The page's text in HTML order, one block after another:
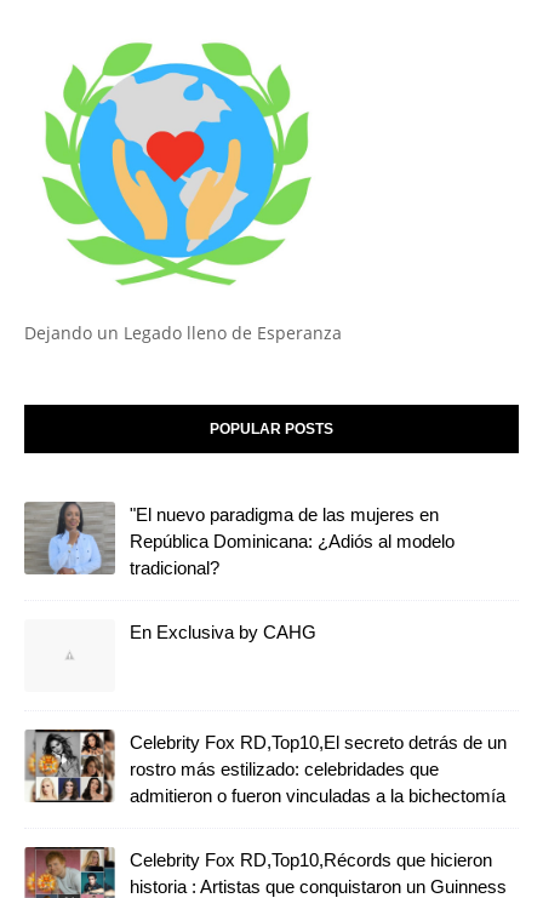
Dejando un Legado lleno de Esperanza
POPULAR POSTS
"El nuevo paradigma de las mujeres en
República Dominicana: ¿Adiós al modelo
tradicional?
En Exclusiva by CAHG
Celebrity Fox RD,Top10,El secreto detrás de un
rostro más estilizado: celebridades que
admitieron o fueron vinculadas a la bichectomía
Celebrity Fox RD,Top10,Récords que hicieron
historia : Artistas que conquistaron un Guinness